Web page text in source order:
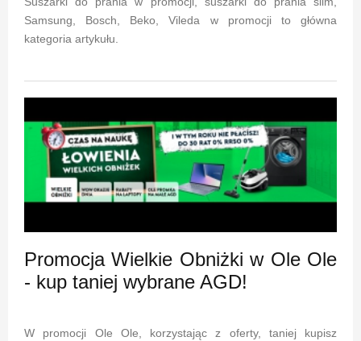
Samsung, Bosch, Beko, Vileda w promocji to główna
kategoria artykułu.
Promocja Wielkie Obniżki w Ole Ole
- kup taniej wybrane AGD!
W promocji Ole Ole, korzystając z oferty, taniej kupisz